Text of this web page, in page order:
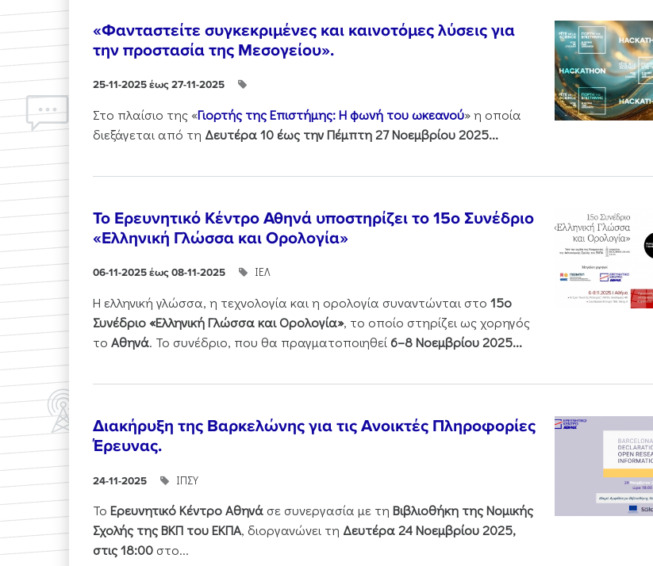
«Φανταστείτε συγκεκριμένες και καινοτόμες λύσεις για
την προστασία της Μεσογείου».
25-11-2025 έως 27-11-2025
Στo πλαίσιo της «Γιορτής της Επιστήμης: Η φωνή του ωκεανού» η οποία
διεξάγεται από τη Δευτέρα 10 έως την Πέμπτη 27 Νοεμβρίου 2025...
Το Ερευνητικό Κέντρο Αθηνά υποστηρίζει το 15ο Συνέδριο
«Ελληνική Γλώσσα και Ορολογία»
06-11-2025 έως 08-11-2025 ΙΕΛ
Η ελληνική γλώσσα, η τεχνολογία και η ορολογία συναντώνται στο 15ο
Συνέδριο «Ελληνική Γλώσσα και Ορολογία», το οποίο στηρίζει ως χορηγός
το Αθηνά. Το συνέδριο, που θα πραγματοποιηθεί 6–8 Νοεμβρίου 2025...
Διακήρυξη της Βαρκελώνης για τις Ανοικτές Πληροφορίες
Έρευνας.
24-11-2025 ΙΠΣΥ
Το Ερευνητικό Κέντρο Αθηνά σε συνεργασία με τη Βιβλιοθήκη της Νομικής
Σχολής της ΒΚΠ του ΕΚΠΑ, διοργανώνει τη Δευτέρα 24 Νοεμβρίου 2025,
στις 18:00 στο...